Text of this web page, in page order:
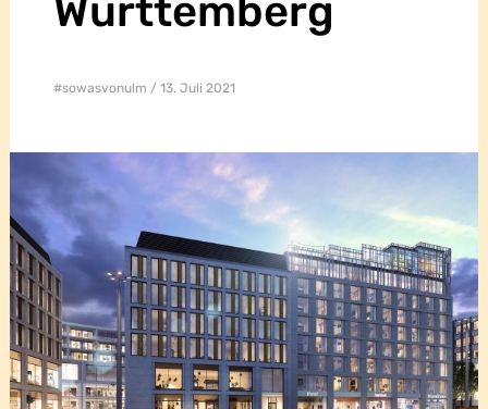
Württemberg
#sowasvonulm 13. Juli 2021